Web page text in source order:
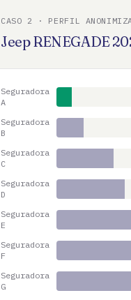
CASO 2 · PERFIL
JeepRENEGADE
Seguradora
A
Seguradora
B
Seguradora
C
Seguradora
D
Seguradora
E
Seguradora
F
Seguradora
G